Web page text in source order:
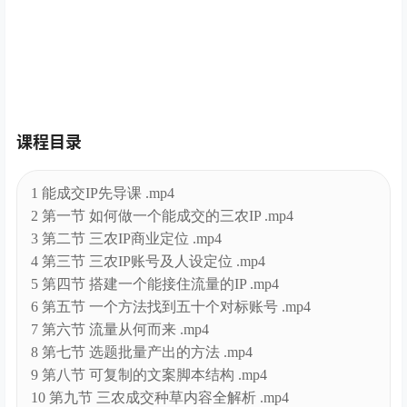
1 能成交IP先导课 .mp4
2 第一节 如何做一个能成交的三农IP .mp4
3 第二节 三农IP商业定位 .mp4
4 第三节 三农IP账号及人设定位 .mp4
5 第四节 搭建一个能接住流量的IP .mp4
6 第五节 一个方法找到五十个对标账号 .mp4
7 第六节 流量从何而来 .mp4
8 第七节 选题批量产出的方法 .mp4
9 第八节 可复制的文案脚本结构 .mp4